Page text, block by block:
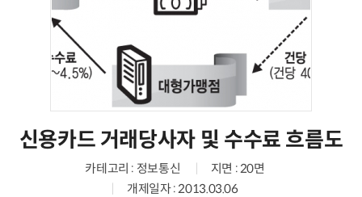
신용카드 거래당사자 및 수수료 흐름도
카테고리 : 정보통신
지면 : 20면
개제일자 : 2013.03.06